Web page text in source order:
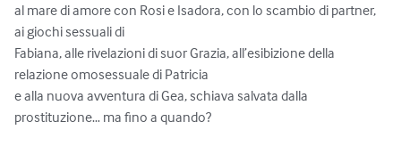
al mare di amore con Rosi e Isadora, con lo scambio di partner,
ai giochi sessuali di
Fabiana, alle rivelazioni di suor Grazia, all’esibizione della
relazione omosessuale di Patricia
e alla nuova avventura di Gea, schiava salvata dalla
prostituzione… ma fino a quando?